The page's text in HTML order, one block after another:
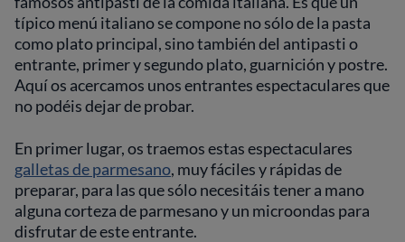
típico menú italiano se compone no sólo de la pasta
como plato principal, sino también del antipasti o
entrante, primer y segundo plato, guarnición y postre.
Aquí os acercamos unos entrantes espectaculares que
no podéis dejar de probar.
En primer lugar, os traemos estas espectaculares
galletas de parmesano, muy fáciles y rápidas de
preparar, para las que sólo necesitáis tener a mano
alguna corteza de parmesano y un microondas para
disfrutar de este entrante.